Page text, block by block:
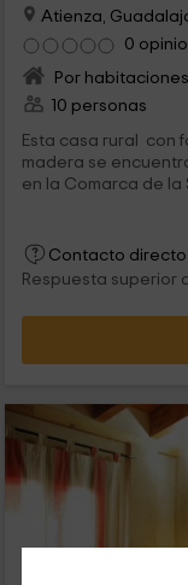
Atienza,
0
Por habitaciones
10 personas
Esta casa rural con
madera se
en la Comarca de la
Contacto directo
Respuesta superior